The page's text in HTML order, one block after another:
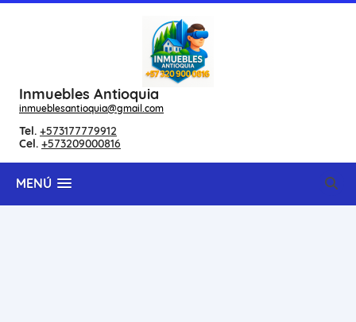
Inmuebles Antioquia
inmueblesantioquia@gmail.com
Tel. +573177779912
Cel. +573209000816
MENÚ